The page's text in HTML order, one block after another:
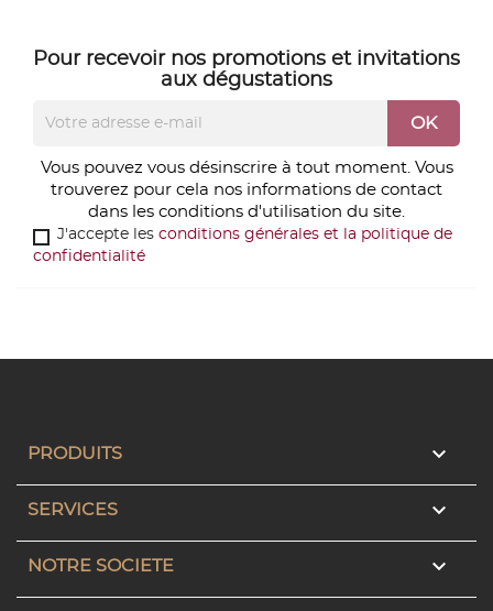
Pour recevoir nos promotions et invitations
aux dégustations
Vous pouvez vous désinscrire à tout moment. Vous
trouverez pour cela nos informations de contact
dans les conditions d'utilisation du site.
J'accepte les conditions générales et la politique de
confidentialité
PRODUITS 
SERVICES 
NOTRE SOCIETE 